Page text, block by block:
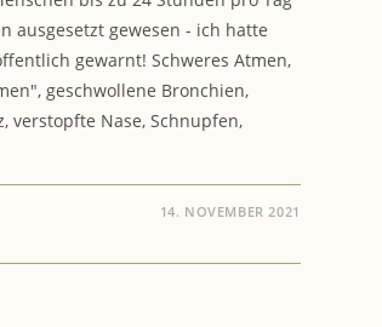
ausgesetzt gewesen - ich hatte
gewarnt! Schweres Atmen,
geschwollene Bronchien,
verstopfte Nase, Schnupfen,
14. NOVEMBER 2021